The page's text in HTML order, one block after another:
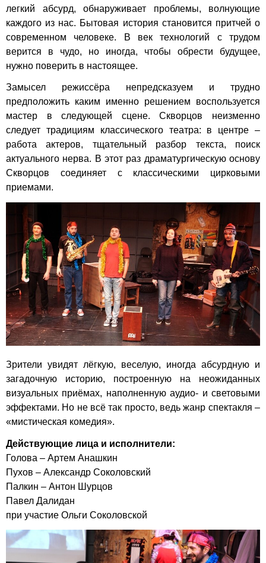
легкий абсурд, обнаруживает проблемы, волнующие
каждого из нас. Бытовая история становится притчей о
современном человеке. В век технологий с трудом
верится в чудо, но иногда, чтобы обрести будущее,
нужно поверить в настоящее.
Замысел режиссёра непредсказуем и трудно
предположить каким именно решением воспользуется
мастер в следующей сцене. Скворцов неизменно
следует традициям классического театра: в центре –
работа актеров, тщательный разбор текста, поиск
актуального нерва. В этот раз драматургическую основу
Скворцов соединяет с классическими цирковыми
приемами.
Зрители увидят лёгкую, веселую, иногда абсурдную и
загадочную историю, построенную на неожиданных
визуальных приёмах, наполненную аудио- и световыми
эффектами. Но не всё так просто, ведь жанр спектакля –
«мистическая комедия».
Действующие лица и исполнители:
Голова – Артем Анашкин
Пухов – Александр Соколовский
Палкин – Антон Шурцов
Павел Далидан
при участие Ольги Соколовской